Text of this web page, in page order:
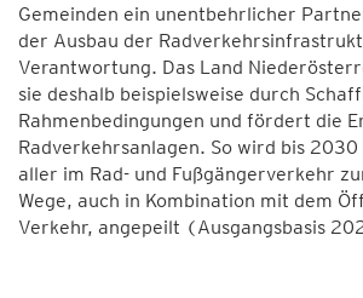
Gemeinden ein unentbehrlicher
der Ausbau der
Verantwortung. Das Land
sie deshalb beispielsweise durch
Rahmenbedingungen und fördert die
Radverkehrsanlagen. So wird bis
aller im Rad- und Fußgängerverkehr
Wege, auch in Kombination mit dem
Verkehr, angepeilt (Ausgangsbasis